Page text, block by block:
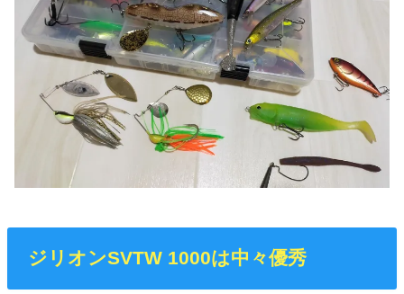
ジリオンSVTW 1000は中々優秀